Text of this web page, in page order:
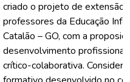
criado o projeto de
professores da Educação
Catalão – GO, com a
desenvolvimento
crítico-colaborativa.